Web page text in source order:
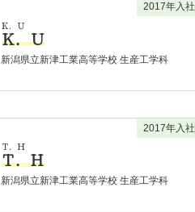
Ｋ．Ｕ
Ｋ．Ｕ
新潟県立新津工業高等学校 生産工学科
2017年入社
Ｔ．Ｈ
Ｔ．Ｈ
新潟県立新津工業高等学校 生産工学科
2017年入社